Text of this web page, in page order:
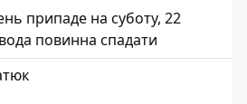
припаде на суботу, 22
повинна спадати